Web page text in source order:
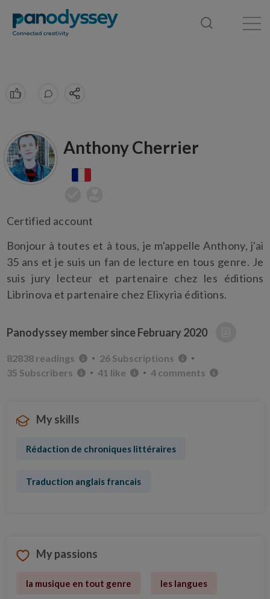
Anthony Cherrier
Certified account
Bonjour à toutes et à tous, je m'appelle Anthony, j'ai
35 ans et je suis un fan de lecture en tous genre. Je
suis jury lecteur et partenaire chez les éditions
Librinova et partenaire chez Elixyria éditions.
Panodyssey member sinceFebruary 2020
82838 readings
26 Subscriptions
35 Subscribers
41 like 4 comments
My skills
Rédaction de chroniques littéraires
Traduction anglais francais
My passions
la musique en tout genre les langues
Bilans mensuels